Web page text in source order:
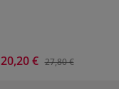
Prezzo di vendita:
20,20 € Prezzo normale:
27,80 €